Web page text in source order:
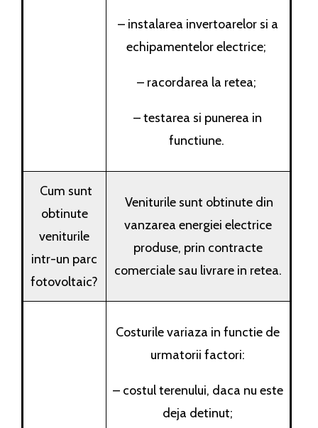
– instalarea invertoarelor si a
echipamentelor electrice;
– racordarea la retea;
– testarea si punerea in
functiune.
Cum sunt
obtinute
veniturile
intr-un parc
fotovoltaic?
Veniturile sunt obtinute din
vanzarea energiei electrice
produse, prin contracte
comerciale sau livrare in retea.
Costurile variaza in functie de
urmatorii factori:
– costul terenului, daca nu este
deja detinut;